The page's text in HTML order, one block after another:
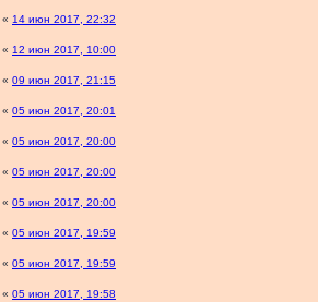
« 14 июн 2017, 22:32
« 12 июн 2017, 10:00
« 09 июн 2017, 21:15
« 05 июн 2017, 20:01
« 05 июн 2017, 20:00
« 05 июн 2017, 20:00
« 05 июн 2017, 20:00
« 05 июн 2017, 19:59
« 05 июн 2017, 19:59
« 05 июн 2017, 19:58